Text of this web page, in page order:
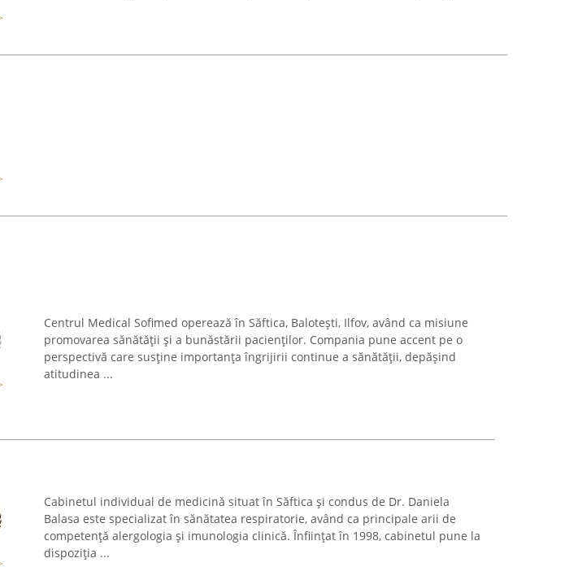
Centrul Medical Sofimed operează în Săftica, Balotești, Ilfov, având ca misiune
promovarea sănătății și a bunăstării pacienților. Compania pune accent pe o
perspectivă care susține importanța îngrijirii continue a sănătății, depășind
atitudinea ...
Cabinetul individual de medicină situat în Săftica și condus de Dr. Daniela
Balasa este specializat în sănătatea respiratorie, având ca principale arii de
competență alergologia și imunologia clinică. Înființat în 1998, cabinetul pune la
dispoziția ...